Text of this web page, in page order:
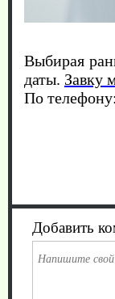
Выбирая
даты. Завку
По
Добавить